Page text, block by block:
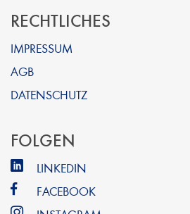
RECHTLICHES
IMPRESSUM
AGB
DATENSCHUTZ
FOLGEN
LINKEDIN
FACEBOOK